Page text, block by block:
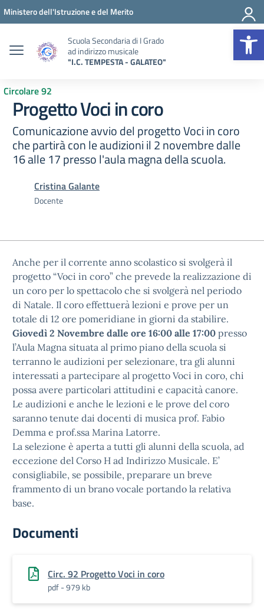
Vai ai contenuti
Vai al menu di navigazione
Vai al footer
Ministero dell'Istruzione e del Merito
Scuola Secondaria di I Grado
ad indirizzo musicale
"I.C. TEMPESTA - GALATEO"
Circolare 92
Progetto Voci in coro
Comunicazione avvio del progetto Voci in coro
che partirà con le audizioni il 2 novembre dalle
16 alle 17 presso l'aula magna della scuola.
Cristina Galante
Docente
Anche per il corrente anno scolastico si svolgerà il
progetto “Voci in coro” che prevede la realizzazione di
un coro per lo spettacolo che si svolgerà nel periodo
di Natale. Il coro effettuerà lezioni e prove per un
totale di 12 ore pomeridiane in giorni da stabilire.
Giovedì 2 Novembre dalle ore 16:00 alle 17:00 presso
l’Aula Magna situata al primo piano della scuola si
terranno le audizioni per selezionare, tra gli alunni
interessati a partecipare al progetto Voci in coro, chi
possa avere particolari attitudini e capacità canore.
Le audizioni e anche le lezioni e le prove del coro
saranno tenute dai docenti di musica prof. Fabio
Demma e prof.ssa Marina Latorre.
La selezione è aperta a tutti gli alunni della scuola, ad
eccezione del Corso H ad Indirizzo Musicale. E’
consigliabile, se possibile, preparare un breve
frammento di un brano vocale portando la relativa
base.
Documenti
Circ. 92 Progetto Voci in coro
pdf - 979 kb